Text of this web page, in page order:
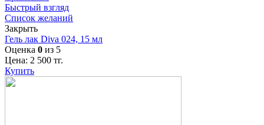
Быстрый взгляд
Список желаний
Закрыть
Гель лак Diva 024, 15 мл
Оценка 0 из 5
Цена: 2 500 тг.
Купить